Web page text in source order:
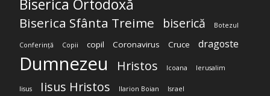
Biserica Ortodoxă
Biserica Sfânta Treime biserică Botezul
Conferință Copii copil Coronavirus Cruce dragoste
Dumnezeu Hristos Icoana Ierusalim
Iisus Iisus Hristos Ilarion Boian Israel